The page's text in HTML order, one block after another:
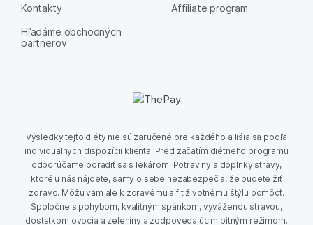
Kontakty
Hľadáme obchodných
partnerov
Affiliate program
Výsledky tejto diéty nie sú zaručené pre každého a líšia sa podľa
individuálnych dispozícií klienta. Pred začatím diétneho programu
odporúčame poradiť sa s lekárom. Potraviny a doplnky stravy,
ktoré u nás nájdete, samy o sebe nezabezpečia, že budete žiť
zdravo. Môžu vám ale k zdravému a fit životnému štýlu pomôcť.
Spoločne s pohybom, kvalitným spánkom, vyváženou stravou,
dostatkom ovocia a zeleniny a zodpovedajúcim pitným režimom.